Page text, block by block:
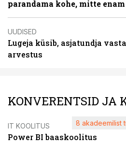
parandama kohe, mitte
UUDISED
Lugeja küsib, asjatundja
arvestus
KONVERENTSID JA
IT KOOLITUS
Power BI baaskoolitus
8 akadeemilist